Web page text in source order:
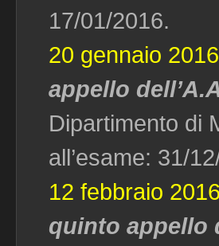
17/01/2016.
20 gennaio 2016
appello
Dipartimento di
all’esame: 31/
12 febbraio 2016
quinto appello